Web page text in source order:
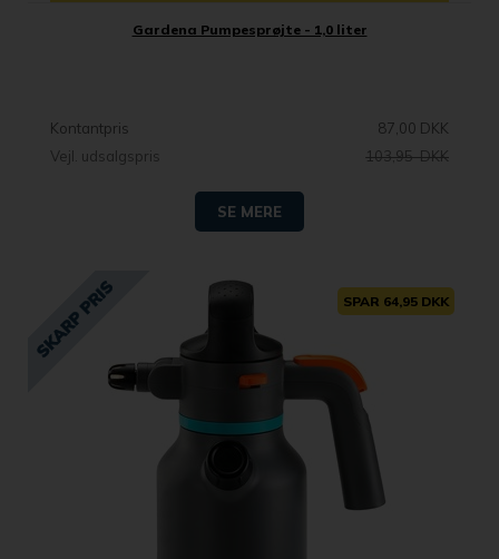
Gardena Pumpesprøjte - 1,0 liter
Kontantpris
87,00 DKK
Vejl. udsalgspris
103,95 DKK
SE MERE
SPAR 64,95 DKK